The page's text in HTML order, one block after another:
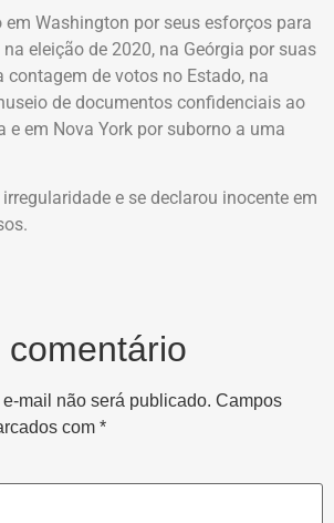
Washington por seus esforços para
eleição de 2020, na Geórgia por suas
contagem de votos no Estado, na
de documentos confidenciais ao
e em Nova York por suborno a uma
e se declarou inocente em
comentário
mail não será publicado. Campos
com *